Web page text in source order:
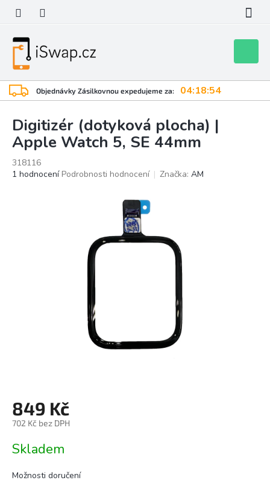
obsah
Objednávky Zásilkovnou expedujeme za: 04:18:53
košík
Digitizér (dotyková plocha) |
Apple Watch 5, SE 44mm
318116
Průměrné
1 hodnocení Podrobnosti hodnocení Značka: AM
849 Kč
702 Kč bez DPH
cena:
Skladem
Možnosti doručení